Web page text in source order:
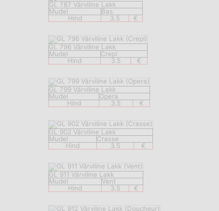
GL 787 Värviline Lakk
Mudel
Bas
Hind
3.5 €
GL 796 Värviline Lakk
Mudel
Crepi
Hind
3.5 €
GL 799 Värviline Lakk
Mudel
Opera
Hind
3.5 €
GL 902 Värviline Lakk
Mudel
Crasse
Hind
3.5 €
GL 911 Värviline Lakk
Mudel
Vent
Hind
3.5 €